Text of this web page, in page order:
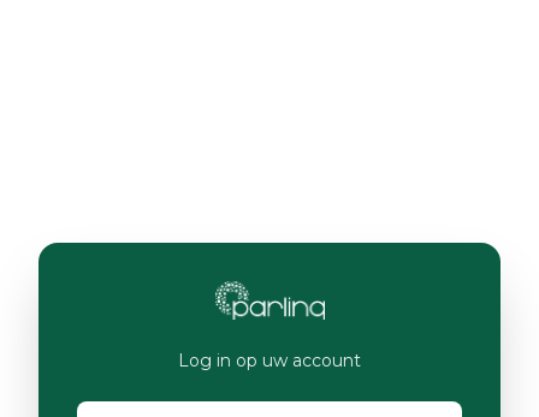
Log in op uw account